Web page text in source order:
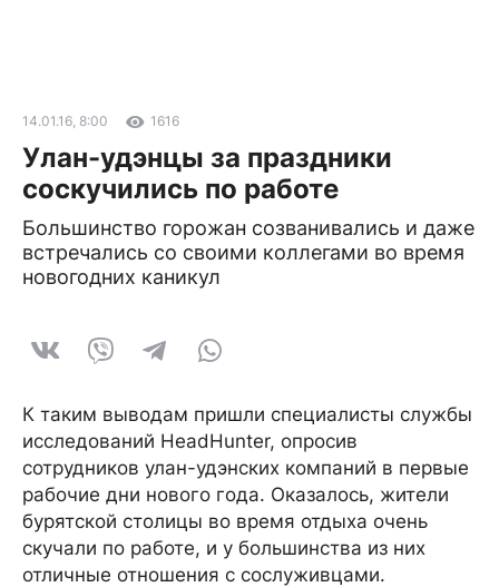
14.01.16, 8:00 1616
Улан-удэнцы за праздники
соскучились по работе
Большинство горожан созванивались и даже
встречались со своими коллегами во время
новогодних каникул
К таким выводам пришли специалисты службы
исследований HeadHunter, опросив
сотрудников улан-удэнских компаний в первые
рабочие дни нового года. Оказалось, жители
бурятской столицы во время отдыха очень
скучали по работе, и у большинства из них
отличные отношения с сослуживцами.